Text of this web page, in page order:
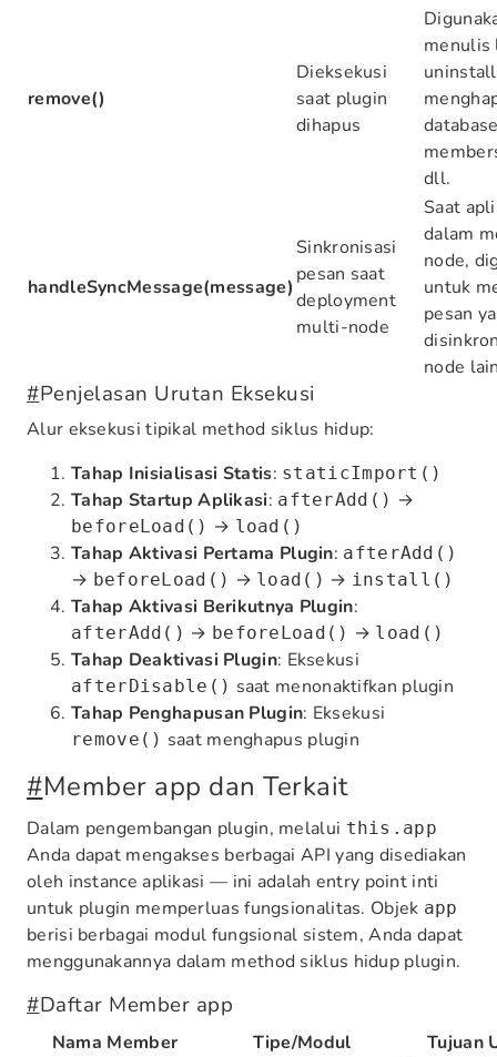
remove()
Dieksekusi
saat plugin
dihapus
menulis
dll.
handleSyncMessage(message)
Sinkronisasi
pesan saat
deployment
multi-node
Saat
dalam
node,
untuk
pesan
node
#Penjelasan Urutan Eksekusi
Alur eksekusi tipikal method siklus hidup:
Tahap Inisialisasi Statis: staticImport()
Tahap Startup Aplikasi: afterAdd() →
beforeLoad() → load()
Tahap Aktivasi Pertama Plugin: afterAdd()
→ beforeLoad() → load() → install()
Tahap Aktivasi Berikutnya Plugin:
afterAdd() → beforeLoad() → load()
Tahap Deaktivasi Plugin: Eksekusi
afterDisable() saat menonaktifkan plugin
Tahap Penghapusan Plugin: Eksekusi
remove() saat menghapus plugin
#Member app dan Terkait
Dalam pengembangan plugin, melalui this.app
Anda dapat mengakses berbagai API yang disediakan
oleh instance aplikasi — ini adalah entry point inti
untuk plugin memperluas fungsionalitas. Objek app
berisi berbagai modul fungsional sistem, Anda dapat
menggunakannya dalam method siklus hidup plugin.
#Daftar Member app
Nama Member Tipe/Modul Tujuan